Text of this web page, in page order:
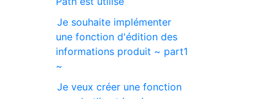
Je souhaite implémenter
une fonction d'édition des
informations produit ~ part1
~
Je veux créer une fonction